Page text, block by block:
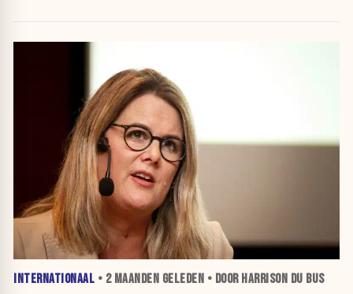
INTERNATIONAAL • 2 MAANDEN GELEDEN • DOOR HARRISON DU BUS